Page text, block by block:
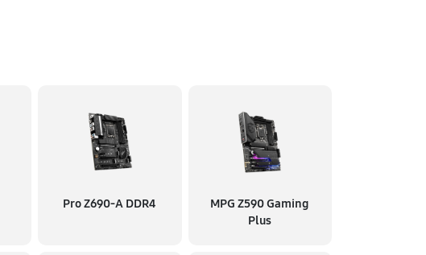
Pro Z690-A DDR4
MPG Z590 Gaming
Plus